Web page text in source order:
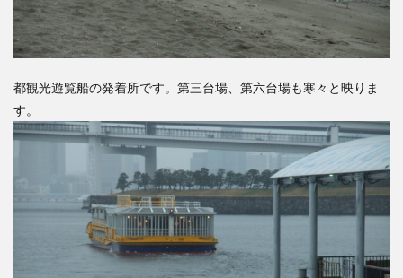
都観光遊覧船の発着所です。第三台場、第六台場も寒々と映りま
す。